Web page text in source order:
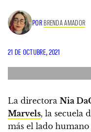
POR BRENDA AMADOR
21 DE OCTUBRE, 2021
La directora Nia
Marvels, la secuela
más el lado